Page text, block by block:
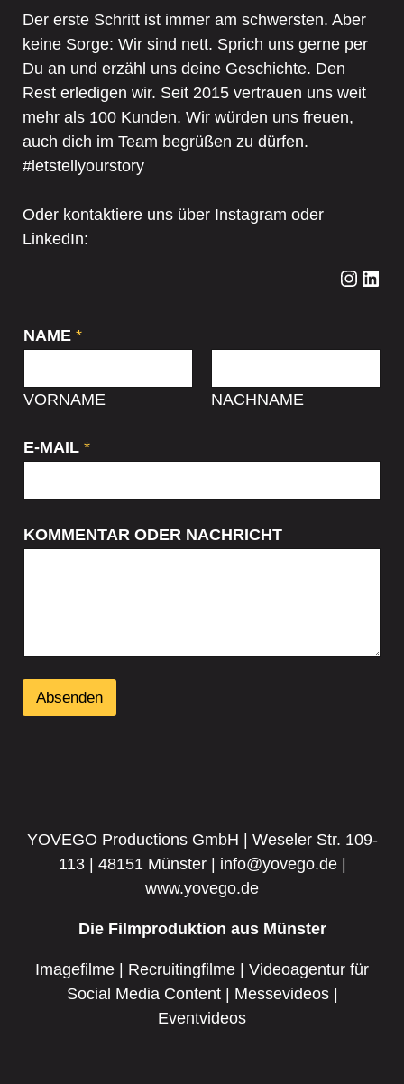
Der erste Schritt ist immer am schwersten. Aber
keine Sorge: Wir sind nett. Sprich uns gerne per
Du an und erzähl uns deine Geschichte. Den
Rest erledigen wir. Seit 2015 vertrauen uns weit
mehr als 100 Kunden. Wir würden uns freuen,
auch dich im Team begrüßen zu dürfen.
#letstellyourstory
Oder kontaktiere uns über Instagram oder
LinkedIn:
Instagram LinkedIn
NAME *
VORNAME NACHNAME
E-MAIL *
KOMMENTAR ODER NACHRICHT
Absenden
YOVEGO Productions GmbH | Weseler Str. 109-
113 | 48151 Münster | info@yovego.de |
www.yovego.de
Die Filmproduktion aus Münster
Imagefilme | Recruitingfilme | Videoagentur für
Social Media Content | Messevideos |
Eventvideos